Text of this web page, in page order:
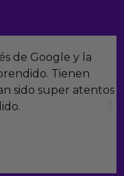
Google y la
Tienen
super atentos